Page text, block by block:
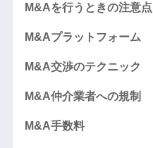
M&Aを行うときの注意点
M&Aプラットフォーム
M&A交渉のテクニック
M&A仲介業者への規制
M&A手数料